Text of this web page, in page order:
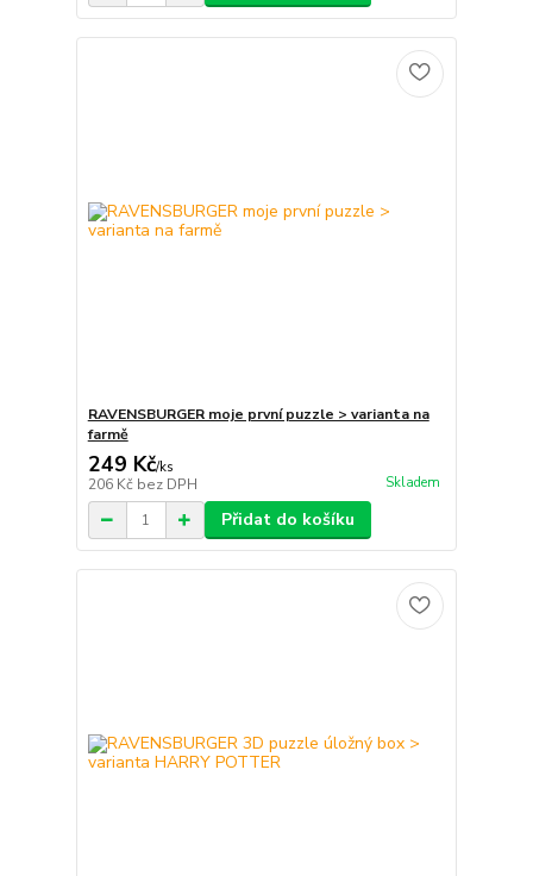
RAVENSBURGER moje první puzzle > varianta na
farmě
249 Kč/ks
206 Kč bez DPH Skladem
Přidat do košíku